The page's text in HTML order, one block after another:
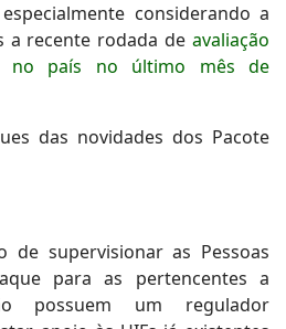
considerando a
a recente rodada de avaliação
no país no último mês de
das novidades dos Pacote
de supervisionar as Pessoas
para as pertencentes a
possuem um regulador